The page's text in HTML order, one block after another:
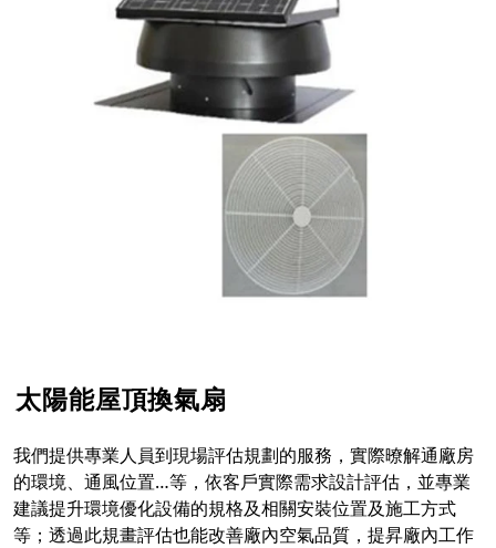
太陽能屋頂換氣扇
我們提供專業人員到現場評估規劃的服務，實際暸解通廠房
的環境、通風位置…等，依客戶實際需求設計評估，並專業
建議提升環境優化設備的規格及相關安裝位置及施工方式
等；透過此規畫評估也能改善廠內空氣品質，提昇廠內工作